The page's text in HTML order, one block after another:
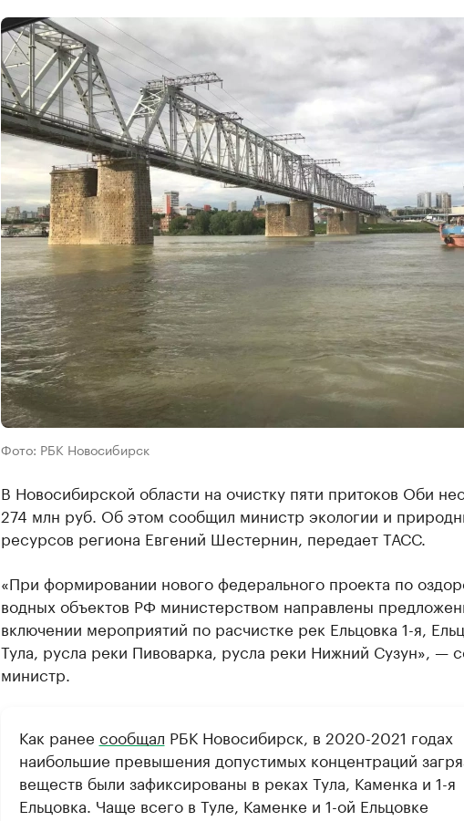
Фото: РБК Новосибирск
В Новосибирской области на очистку пяти притоков Оби
274 млн руб. Об этом сообщил министр экологии и
ресурсов региона Евгений Шестернин, передает ТАСС.
«При формировании нового федерального проекта по
водных объектов РФ министерством направлены
включении мероприятий по расчистке рек Ельцовка 1-я,
Тула, русла реки Пивоварка, русла реки Нижний Сузун», —
министр.
Как ранее сообщал РБК Новосибирск, в 2020-2021 годах
наибольшие превышения допустимых концентраций
веществ были зафиксированы в реках Тула, Каменка и 1-я
Ельцовка. Чаще всего в Туле, Каменке и 1-ой Ельцовке